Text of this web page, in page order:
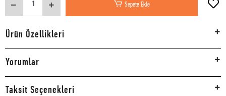
Sepete Ekle
Ürün Özellikleri
Yorumlar
Taksit Seçenekleri